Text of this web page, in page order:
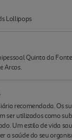
Lollipops
Quinta da
Arcos.
recomendada. Os
ser utilizados como
Um estilo de vida
a saúde do seu